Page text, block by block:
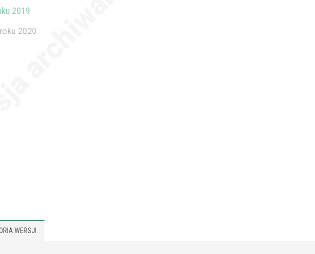
2019
2020
WERSJI